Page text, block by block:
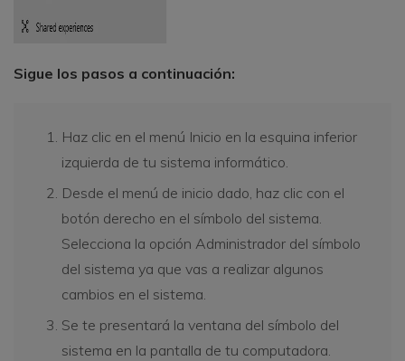
Sigue los pasos a continuación:
Haz clic en el menú Inicio en la esquina inferior
izquierda de tu sistema informático.
Desde el menú de inicio dado, haz clic con el
botón derecho en el símbolo del sistema.
Selecciona la opción Administrador del símbolo
del sistema ya que vas a realizar algunos
cambios en el sistema.
Se te presentará la ventana del símbolo del
sistema en la pantalla de tu computadora.